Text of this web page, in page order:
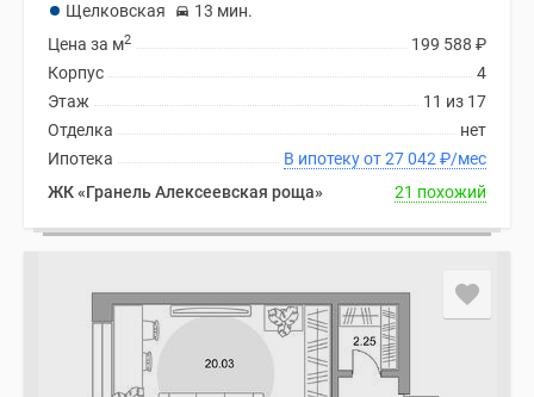
Щелковская
13 мин.
199 588 ₽
Цена за м2
4
Корпус
11 из 17
Этаж
нет
Отделка
В ипотеку от 27 042 ₽/мес
Ипотека
ЖК «Гранель Алексеевская роща»
21 похожий